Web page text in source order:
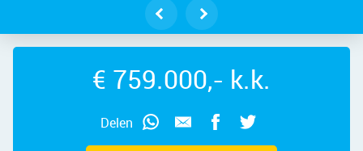
Delen
€ 759.000,- k.k.